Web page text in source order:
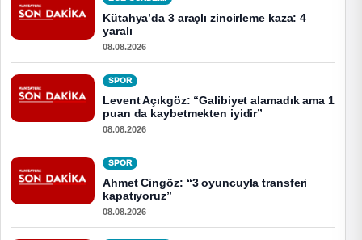
Kütahya’da 3 araçlı zincirleme kaza: 4
yaralı
08.08.2026
SPOR
Levent Açıkgöz: “Galibiyet alamadık ama 1
puan da kaybetmekten iyidir”
08.08.2026
SPOR
Ahmet Cingöz: “3 oyuncuyla transferi
kapatıyoruz”
08.08.2026